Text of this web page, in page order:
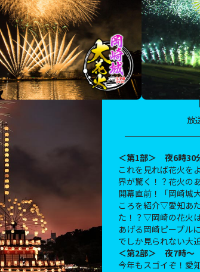
放
＜第1部＞ 夜6時30
これを見れば花火を
界が驚く！？花火の
開幕直前！「岡崎城
ころを紹介▽愛知あ
た！？▽岡崎の花火
あげる岡崎ピープル
でしか見られない大
＜第2部＞ 夜7時～
今年もスゴイぞ！愛